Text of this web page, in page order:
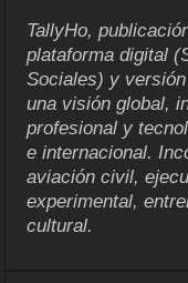
TallyHo,
plataforma digital
Sociales) y
una visión global,
profesional y
e internacional.
aviación civil,
experimental,
cultural.